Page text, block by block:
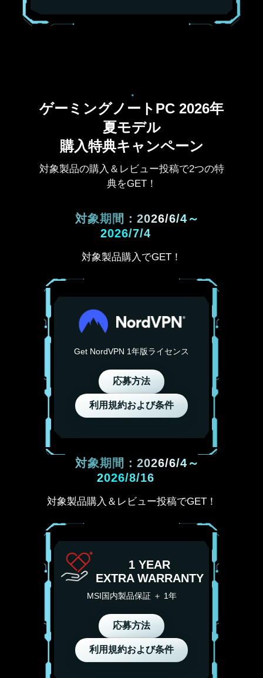
ゲーミングノートPC 2026年
夏モデル
購入特典キャンペーン
対象製品の購入＆レビュー投稿で2つの特
典をGET！
対象期間：2026/6/4～
2026/7/4
対象製品購入でGET！
Get NordVPN 1年版ライセンス
応募方法
利用規約および条件
対象期間：2026/6/4～
2026/8/16
対象製品購入＆レビュー投稿でGET！
1 YEAR
EXTRA WARRANTY
MSI国内製品保証 ＋ 1年
応募方法
利用規約および条件